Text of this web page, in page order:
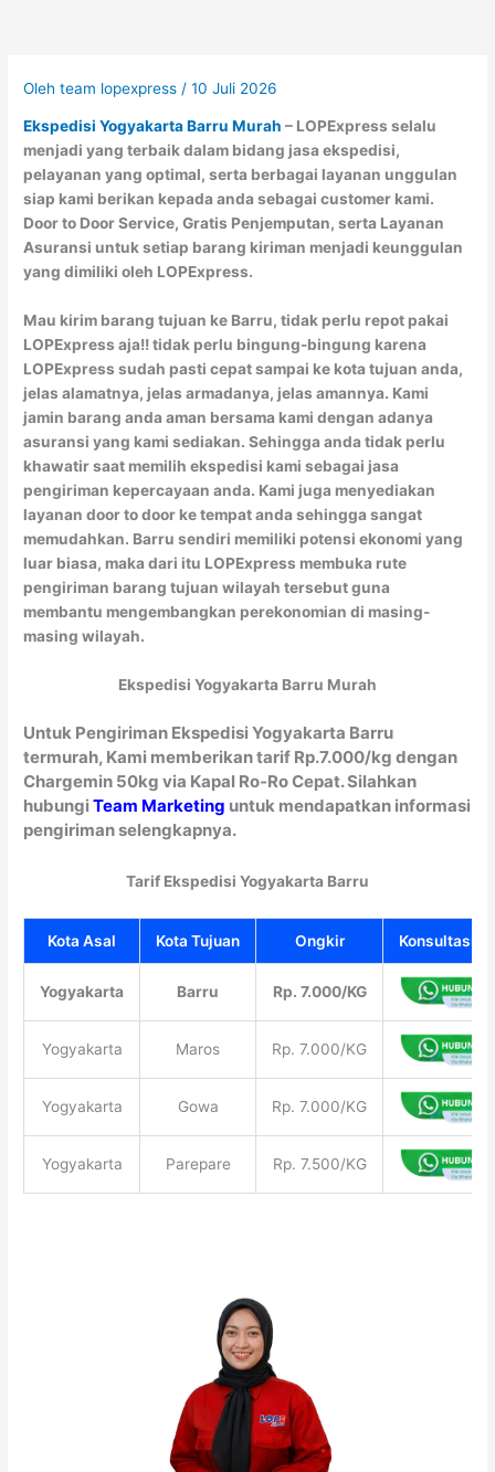
Olehteam lopexpress /10 Juli 2026
Ekspedisi Yogyakarta Barru Murah – LOPExpress selalu
menjadi yang terbaik dalam bidang jasa ekspedisi,
pelayanan yang optimal, serta berbagai layanan unggulan
siap kami berikan kepada anda sebagai customer kami.
Door to Door Service, Gratis Penjemputan, serta Layanan
Asuransi untuk setiap barang kiriman menjadi keunggulan
yang dimiliki oleh LOPExpress.
Mau kirim barang tujuan ke Barru, tidak perlu repot pakai
LOPExpress aja!! tidak perlu bingung-bingung karena
LOPExpress sudah pasti cepat sampai ke kota tujuan anda,
jelas alamatnya, jelas armadanya, jelas amannya. Kami
jamin barang anda aman bersama kami dengan adanya
asuransi yang kami sediakan. Sehingga anda tidak perlu
khawatir saat memilih ekspedisi kami sebagai jasa
pengiriman kepercayaan anda. Kami juga menyediakan
layanan door to door ke tempat anda sehingga sangat
memudahkan. Barru sendiri memiliki potensi ekonomi yang
luar biasa, maka dari itu LOPExpress membuka rute
pengiriman barang tujuan wilayah tersebut guna
membantu mengembangkan perekonomian di masing-
masing wilayah.
Ekspedisi Yogyakarta Barru Murah
Untuk Pengiriman Ekspedisi Yogyakarta Barru
termurah, Kami memberikan tarif Rp.7.000/kg dengan
Chargemin 50kg via Kapal Ro-Ro Cepat. Silahkan
hubungiTeam Marketing untuk mendapatkan informasi
pengiriman selengkapnya.
Tarif Ekspedisi Yogyakarta Barru
Kota Asal Kota Tujuan Ongkir Konsultasi
Yogyakarta Barru Rp. 7.000/KG
Yogyakarta Maros Rp. 7.000/KG
Yogyakarta Gowa Rp. 7.000/KG
Yogyakarta Parepare Rp. 7.500/KG